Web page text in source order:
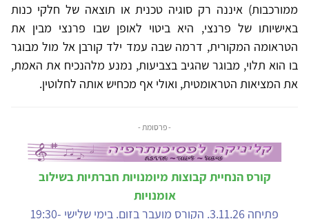
ממורכבות) איננה רק סוגיה טכנית או תוצאה של חלקי כנות
באישיותו של פרנצי, היא ביטוי לאופן שבו פרנצי מבין את
הטראומה המקורית, דרמה שבה עמד ילד קורבן אל מול מבוגר
בו הוא תלוי, מבוגר שהגיב בצביעות, נמנע מלהנכיח את האמת,
את המציאות הטראומטית, ואולי אף מכחיש אותה לחלוטין.
- פרסומת -
קורס הנחיית קבוצות מיומנויות חברתיות בשילוב
אומנויות
פתיחה 3.11.26. הקורס מועבר בזום. בימי שלישי 19:30-